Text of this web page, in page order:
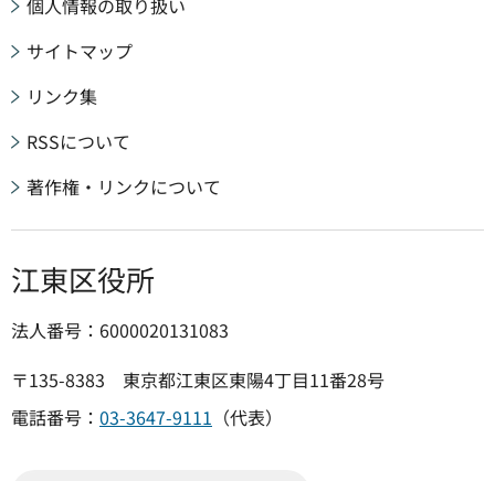
個人情報の取り扱い
サイトマップ
リンク集
RSSについて
著作権・リンクについて
江東区役所
法人番号：6000020131083
〒135-8383 東京都江東区東陽4丁目11番28号
電話番号： 03-3647-9111 （代表）